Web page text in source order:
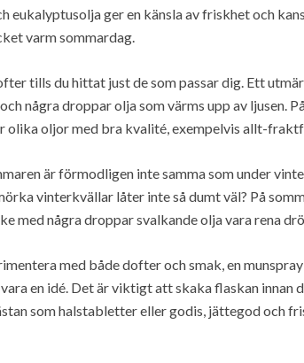
eukalyptusolja ger en känsla av friskhet och
varm sommardag.
tills du hittat just de som passar dig. Ett
några droppar olja som värms upp av ljusen.
olika oljor med bra kvalité, exempelvis allt-
är förmodligen inte samma som under
vinterkvällar låter inte så dumt väl? På
med några droppar svalkande olja vara rena
med både dofter och smak, en
en idé. Det är viktigt att skaka flaskan innan
som halstabletter eller godis, jättegod och